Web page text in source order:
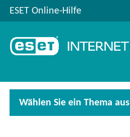
ESET Online-Hilfe
Wählen Sie ein Thema aus